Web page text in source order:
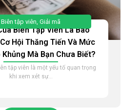
Biên tập viên Giải mã
Biên Tập Viên Là Bao
Hội Thăng Tiến Và Mức
Khủng Mà Bạn Chưa Biết?
tập viên là một yếu tố quan trọng
khi xem xét sự...